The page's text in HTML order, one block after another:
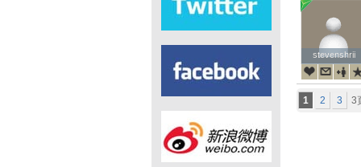
stevenshrii
stevenshrii
1 2 3 3